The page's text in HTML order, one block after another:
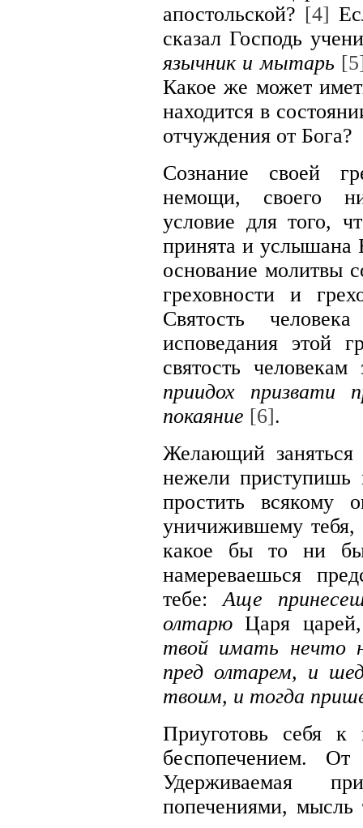
апостольской? [4]
сказал Господь
язычник и мытарь
Какое же может
находится в
отчуждения от Бога?
Сознание своей
немощи, своего
условие для того,
принята и услышана
основание молитвы
греховности и
Святость
исповедания этой
святость
приидох призвати
покаяние [6].
Желающий
нежели приступишь
простить всякому
уничижившему тебя,
какое бы то ни
намереваешься
тебе:Аще
олтарюЦаря
твой имать нечто
пред олтарем, и
твоим, и тогда
Приуготовь себя к
беспопечением.
Удерживаемая
попечениями, мысль